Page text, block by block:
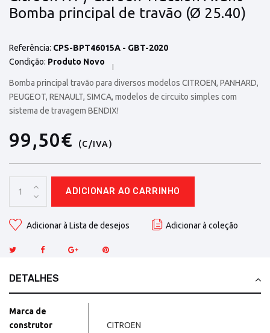
Bomba principal de travão (Ø 25.40)
Referência: CPS-BPT46015A - GBT-2020
Condição: Produto Novo
Bomba principal travão para diversos modelos CITROEN, PANHARD,
PEUGEOT, RENAULT, SIMCA, modelos de circuito simples com
sistema de travagem BENDIX!
99,50€ (C/IVA)
ADICIONAR AO CARRINHO
Adicionar à Lista de desejos Adicionar à coleção
DETALHES
Marca de
construtor
CITROEN